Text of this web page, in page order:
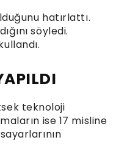
hatırlattı.
söyledi.
teknoloji
ise 17 misline